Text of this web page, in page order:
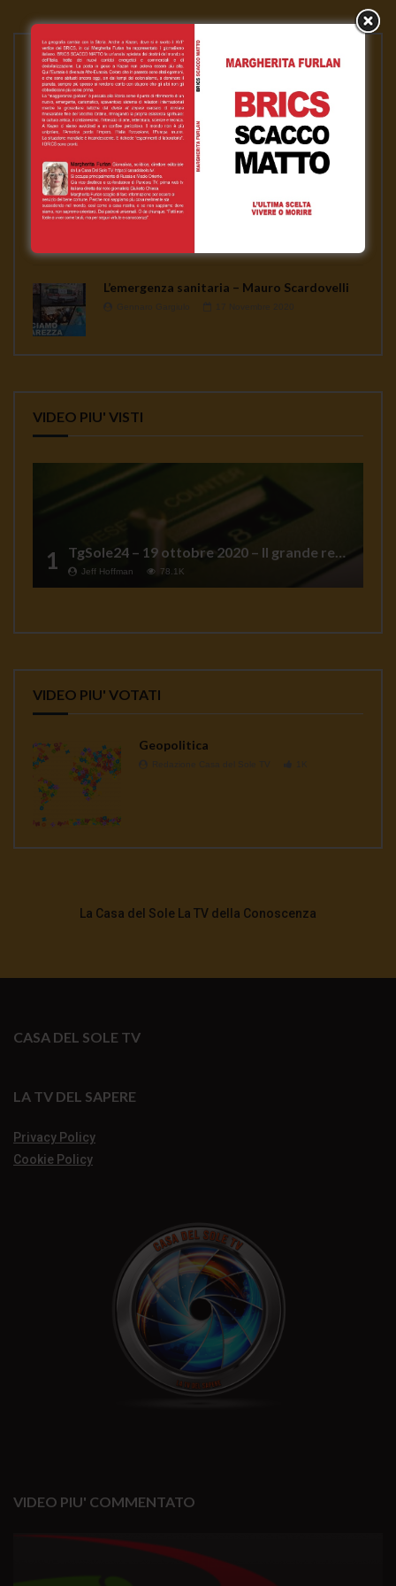
PLAYLISTS
ASSANGE LIBERO per la nostra libertà
Gennaro Gargiulo 1 Febbraio 2021
News
Gennaro Gargiulo 17 Novembre 2020
L’emergenza sanitaria – Mauro Scardovelli
VIDEO PIU' VISTI
1 Jeff Hoffman 78.1K
VIDEO PIU' VOTATI
Geopolitica
La Casa del Sole La TV della Conoscenza
CASA DEL SOLE TV
LA TV DEL SAPERE
Privacy Policy
Cookie Policy
VIDEO PIU' COMMENTATO